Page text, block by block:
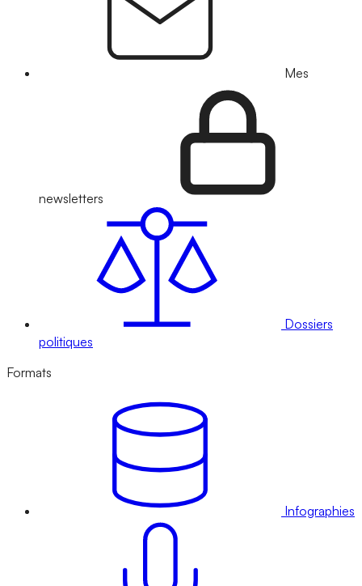
Mes
newsletters
Dossiers
politiques
Formats
Infographies